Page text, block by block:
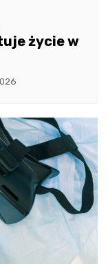
życie w